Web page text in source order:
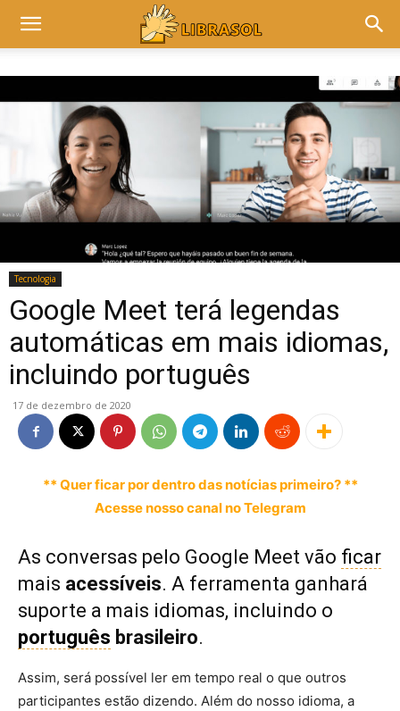
Tecnologia
Google Meet terá legendas
automáticas em mais idiomas,
incluindo português
17 de dezembro de 2020
** Quer ficar por dentro das notícias primeiro? **
Acesse nosso canal no Telegram
As conversas pelo Google Meet vão ficar
mais acessíveis. A ferramenta ganhará
suporte a mais idiomas, incluindo o
português brasileiro.
Assim, será possível ler em tempo real o que outros
participantes estão dizendo. Além do nosso idioma, a